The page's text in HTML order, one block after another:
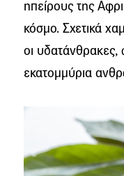
ηπείρους της
κόσμο. Σχετικά
οι υδατάνθρακες,
εκατομμύρια